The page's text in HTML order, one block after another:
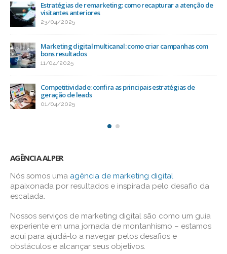
Estratégias de remarketing: como recapturar a atenção de
visitantes anteriores
23/04/2025
Marketing digital multicanal: como criar campanhas com
bons resultados
11/04/2025
Competitividade: confira as principais estratégias de
geração de leads
01/04/2025
AGÊNCIA ALPER
Nós somos uma agência de marketing digital
apaixonada por resultados e inspirada pelo desafio da
escalada.
Nossos serviços de marketing digital são como um guia
experiente em uma jornada de montanhismo – estamos
aqui para ajudá-lo a navegar pelos desafios e
obstáculos e alcançar seus objetivos.